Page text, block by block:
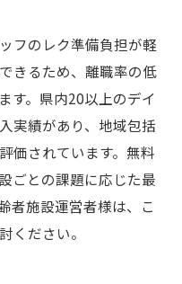
フのレク準備負担が軽
きるため、離職率の低
す。県内20以上のデイ
実績があり、地域包括
価されています。無料
ごとの課題に応じた最
者施設運営者様は、こ
ください。